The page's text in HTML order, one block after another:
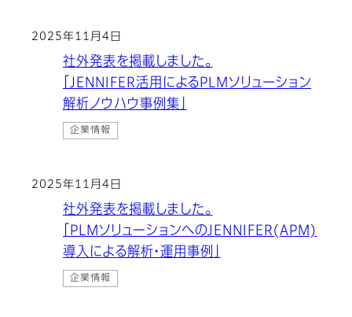
2025年11月4日
社外発表を掲載しました。
「JENNIFER活用によるPLMソリューション
解析ノウハウ事例集」
企業情報
2025年11月4日
社外発表を掲載しました。
「PLMソリューションへのJENNIFER(APM)
導入による解析・運用事例」
企業情報